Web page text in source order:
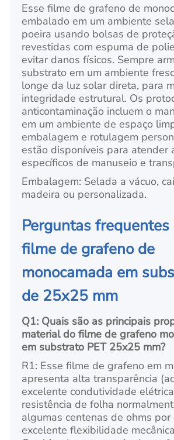
Esse filme de grafeno de
embalado em um ambiente
poeira usando bolsas de
revestidas com espuma de
evitar danos físicos. Sempre
substrato em um ambiente
longe da luz solar direta, para
integridade estrutural. Os
anticontaminação incluem o
em um ambiente de espaço
embalagem e rotulagem
estão disponíveis para atender
específicos de manuseio e
Embalagem: Selada a vácuo,
madeira ou personalizada.
Perguntas frequentes
filme de grafeno de
monocamada em
de 25x25 mm
Q1: Quais são as principais
material do filme de grafeno
em substrato PET 25x25 mm?
R1: Esse filme de grafeno em
apresenta alta transparência
excelente condutividade
resistência de folha
algumas centenas de ohms
excelente flexibilidade